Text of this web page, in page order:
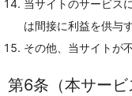
当サイトのサービス
は間接に利益を供与
その他、当サイトが
第6条（本サービ